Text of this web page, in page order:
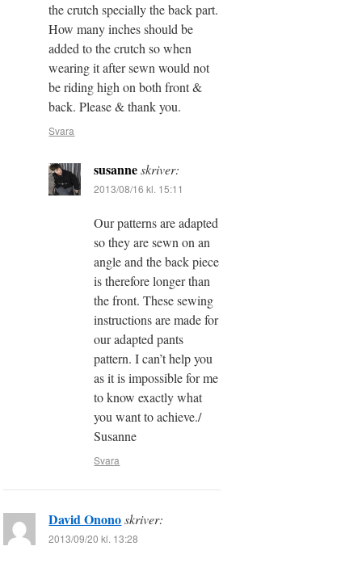
the crutch specially the back part.
How many inches should be
added to the crutch so when
wearing it after sewn would not
be riding high on both front &
back. Please & thank you.
Svara
susanne skriver:
2013/08/16 kl. 15:11
Our patterns are adapted
so they are sewn on an
angle and the back piece
is therefore longer than
the front. These sewing
instructions are made for
our adapted pants
pattern. I can’t help you
as it is impossible for me
to know exactly what
you want to achieve./
Susanne
Svara
David Onono skriver:
2013/09/20 kl. 13:28